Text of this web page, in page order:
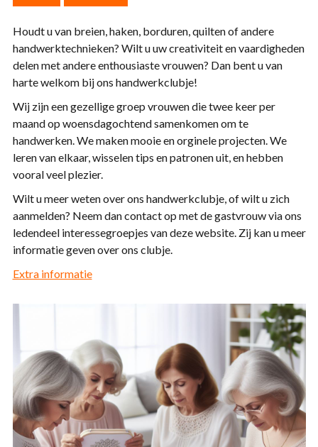
Houdt u van breien, haken, borduren, quilten of andere
handwerktechnieken? Wilt u uw creativiteit en vaardigheden
delen met andere enthousiaste vrouwen? Dan bent u van
harte welkom bij ons handwerkclubje!
Wij zijn een gezellige groep vrouwen die twee keer per
maand op woensdagochtend samenkomen om te
handwerken. We maken mooie en orginele projecten. We
leren van elkaar, wisselen tips en patronen uit, en hebben
vooral veel plezier.
Wilt u meer weten over ons handwerkclubje, of wilt u zich
aanmelden? Neem dan contact op met de gastvrouw via ons
ledendeel interessegroepjes van deze website. Zij kan u meer
informatie geven over ons clubje.
Extra informatie